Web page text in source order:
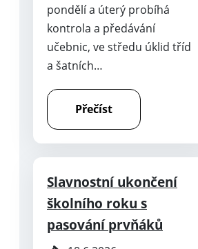
pondělí a úterý probíhá
kontrola a předávání
učebnic, ve středu úklid tříd
a šatních…
Přečíst
Slavnostní ukončení
školního roku s
pasování prvňáků